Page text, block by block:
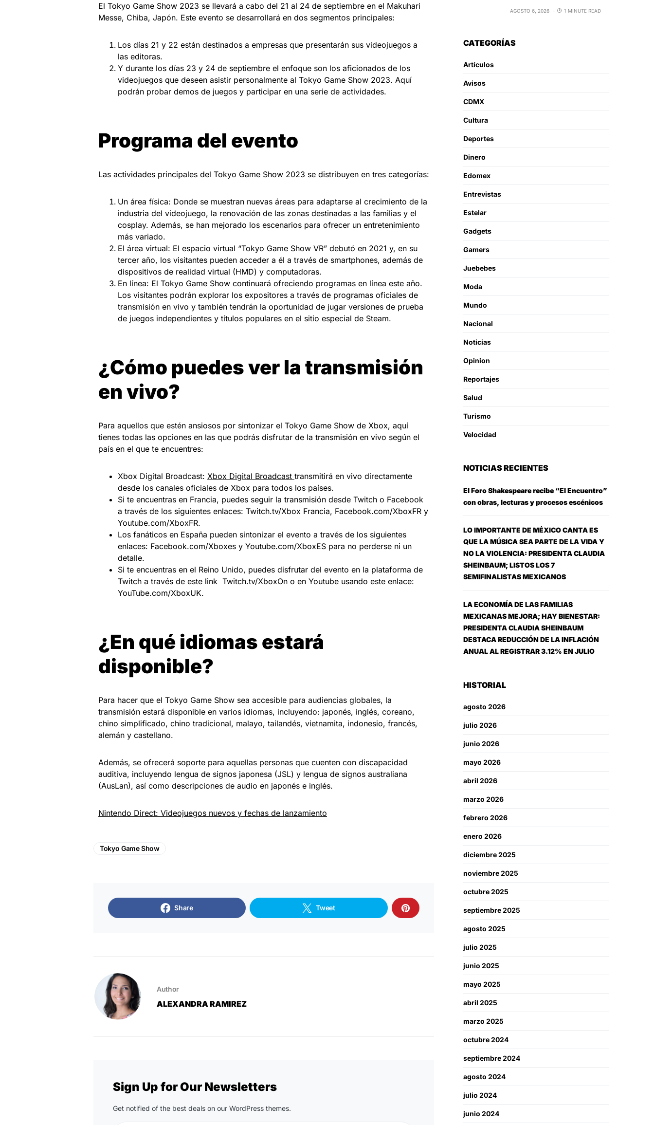
El Tokyo Game Show 2023 se llevará a cabo del 21 al 24 de septiembre en el Makuhari
Messe, Chiba, Japón. Este evento se desarrollará en dos segmentos principales:
Los días 21 y 22 están destinados a empresas que presentarán sus videojuegos a
las editoras.
Y durante los días 23 y 24 de septiembre el enfoque son los aficionados de los
videojuegos que deseen asistir personalmente al Tokyo Game Show 2023. Aquí
podrán probar demos de juegos y participar en una serie de actividades.
Programa del evento
Las actividades principales del Tokyo Game Show 2023 se distribuyen en tres categorías:
Un área física: Donde se muestran nuevas áreas para adaptarse al crecimiento de la
industria del videojuego, la renovación de las zonas destinadas a las familias y el
cosplay. Además, se han mejorado los escenarios para ofrecer un entretenimiento
más variado.
El área virtual: El espacio virtual “Tokyo Game Show VR” debutó en 2021 y, en su
tercer año, los visitantes pueden acceder a él a través de smartphones, además de
dispositivos de realidad virtual (HMD) y computadoras.
En línea: El Tokyo Game Show continuará ofreciendo programas en línea este año.
Los visitantes podrán explorar los expositores a través de programas oficiales de
transmisión en vivo y también tendrán la oportunidad de jugar versiones de prueba
de juegos independientes y títulos populares en el sitio especial de Steam.
¿Cómo puedes ver la transmisión
en vivo?
Para aquellos que estén ansiosos por sintonizar el Tokyo Game Show de Xbox, aquí
tienes todas las opciones en las que podrás disfrutar de la transmisión en vivo según el
país en el que te encuentres:
Xbox Digital Broadcast: Xbox Digital Broadcast transmitirá en vivo directamente
desde los canales oficiales de Xbox para todos los países.
Si te encuentras en Francia, puedes seguir la transmisión desde Twitch o Facebook
a través de los siguientes enlaces: Twitch.tv/Xbox Francia, Facebook.com/XboxFR y
Youtube.com/XboxFR.
Los fanáticos en España pueden sintonizar el evento a través de los siguientes
enlaces: Facebook.com/Xboxes y Youtube.com/XboxES para no perderse ni un
detalle.
Si te encuentras en el Reino Unido, puedes disfrutar del evento en la plataforma de
Twitch a través de este link Twitch.tv/XboxOn o en Youtube usando este enlace:
YouTube.com/XboxUK.
¿En qué idiomas estará
disponible?
Para hacer que el Tokyo Game Show sea accesible para audiencias globales, la
transmisión estará disponible en varios idiomas, incluyendo: japonés, inglés, coreano,
chino simplificado, chino tradicional, malayo, tailandés, vietnamita, indonesio, francés,
alemán y castellano.
Además, se ofrecerá soporte para aquellas personas que cuenten con discapacidad
auditiva, incluyendo lengua de signos japonesa (JSL) y lengua de signos australiana
(AusLan), así como descripciones de audio en japonés e inglés.
Nintendo Direct: Videojuegos nuevos y fechas de lanzamiento
Tokyo Game Show
Share Tweet
Author
ALEXANDRA RAMIREZ
Sign Up for Our Newsletters
Get notified of the best deals on our WordPress themes.
AGOSTO 6, 2026 1 MINUTE READ
CATEGORÍAS
Artículos
Avisos
CDMX
Cultura
Deportes
Dinero
Edomex
Entrevistas
Estelar
Gadgets
Gamers
Juebebes
Moda
Mundo
Nacional
Noticias
Opinion
Reportajes
Salud
Turismo
Velocidad
NOTICIAS RECIENTES
El Foro Shakespeare recibe “El Encuentro”
con obras, lecturas y procesos escénicos
LO IMPORTANTE DE MÉXICO CANTA ES
QUE LA MÚSICA SEA PARTE DE LA VIDA Y
NO LA VIOLENCIA: PRESIDENTA CLAUDIA
SHEINBAUM; LISTOS LOS 7
SEMIFINALISTAS MEXICANOS
LA ECONOMÍA DE LAS FAMILIAS
MEXICANAS MEJORA; HAY BIENESTAR:
PRESIDENTA CLAUDIA SHEINBAUM
DESTACA REDUCCIÓN DE LA INFLACIÓN
ANUAL AL REGISTRAR 3.12% EN JULIO
HISTORIAL
agosto 2026
julio 2026
junio 2026
mayo 2026
abril 2026
marzo 2026
febrero 2026
enero 2026
diciembre 2025
noviembre 2025
octubre 2025
septiembre 2025
agosto 2025
julio 2025
junio 2025
mayo 2025
abril 2025
marzo 2025
octubre 2024
septiembre 2024
agosto 2024
julio 2024
junio 2024